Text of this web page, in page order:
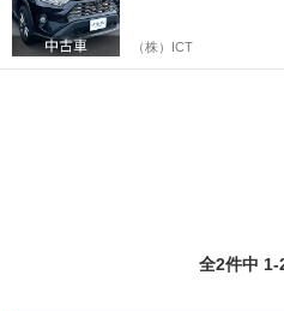
（株）ICT
全2件中 1-